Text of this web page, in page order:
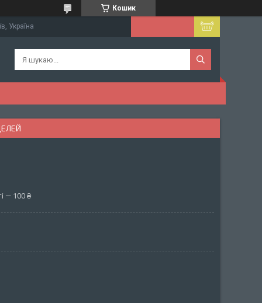
Кошик
Україна
— 100 ₴